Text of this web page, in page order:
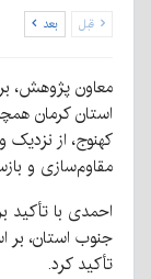
قبل بعد
معاون پژوهش،
استان کرمان
کهنوج، از
مقاوم‌سازی و
احمدی با تأکید
جنوب استان،
تأکید کرد.